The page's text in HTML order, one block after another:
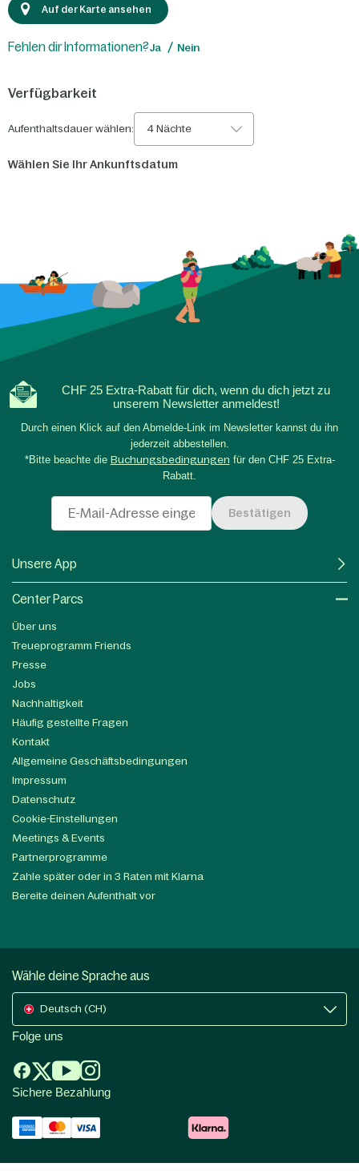
Auf der Karte ansehen
Fehlen dir Informationen?Ja Nein
Verfügbarkeit
Aufenthaltsdauer wählen: 4 Nächte
Wählen Sie Ihr Ankunftsdatum
CHF 25 Extra-Rabatt für dich, wenn du dich jetzt zu
unserem Newsletter anmeldest!
Durch einen Klick auf den Abmelde-Link im Newsletter kannst du ihn
jederzeit abbestellen.
*Bitte beachte die Buchungsbedingungen für den CHF 25 Extra-
Rabatt.
Bestätigen
Unsere App
Center Parcs
Über uns
Treueprogramm Friends
Presse
Jobs
Nachhaltigkeit
Häufig gestellte Fragen
Kontakt
Allgemeine Geschäftsbedingungen
Impressum
Datenschutz
Cookie-Einstellungen
Meetings & Events
Partnerprogramme
Zahle später oder in 3 Raten mit Klarna
Bereite deinen Aufenthalt vor
Wähle deine Sprache aus
Deutsch (CH)
Folge uns
Sichere Bezahlung